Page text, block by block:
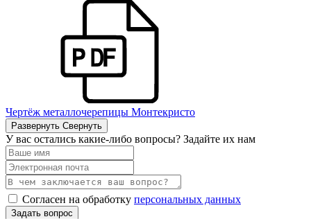
Чертёж металлочерепицы Монтекристо
Развернуть Свернуть
У вас остались какие-либо вопросы? Задайте их нам
Согласен на обработку персональных данных
Задать вопрос